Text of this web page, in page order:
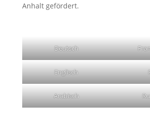
Anhalt gefördert.
Deutsch
Englisch
Arabisch